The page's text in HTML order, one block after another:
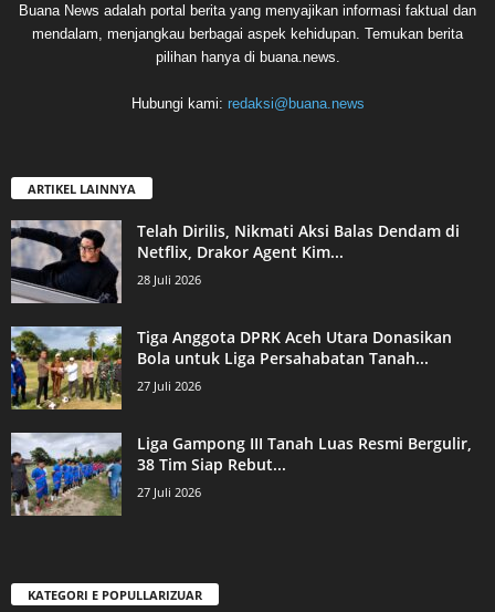
Buana News adalah portal berita yang menyajikan informasi faktual dan
mendalam, menjangkau berbagai aspek kehidupan. Temukan berita
pilihan hanya di buana.news.
Hubungi kami: redaksi@buana.news
ARTIKEL LAINNYA
Telah Dirilis, Nikmati Aksi Balas Dendam di
Netflix, Drakor Agent Kim...
28 Juli 2026
Tiga Anggota DPRK Aceh Utara Donasikan
Bola untuk Liga Persahabatan Tanah...
27 Juli 2026
Liga Gampong III Tanah Luas Resmi Bergulir,
38 Tim Siap Rebut...
27 Juli 2026
KATEGORI E POPULLARIZUAR